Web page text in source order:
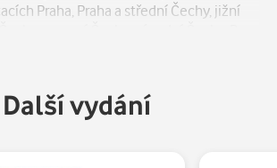
Praha, Praha a střední Čechy, jižní
severní Čechy, západní Čechy, Brno
a severní Morava. V neděli vychází jeho
Další vydání